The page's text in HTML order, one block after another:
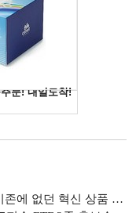
상품 만들어야" [ETF 통신]